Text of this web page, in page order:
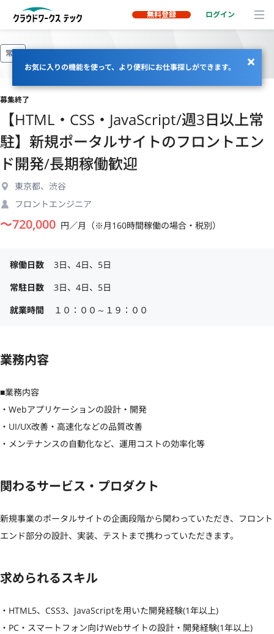
無料登録 ログイン
お気に入りの機能を使って、より便利にお仕事探しができます。
常駐
募集終了
【HTML・CSS・JavaScript/週3日以上常
駐】新規ポータルサイトのフロントエン
ド開発/長期稼働歓迎
東京都、渋谷
フロントエンジニア
〜720,000 円／月（※月160時間稼働の場合・税別）
稼働日数
3日、4日、5日
常駐日数
3日、4日、5日
就業時間
１０：００～１９：００
業務内容
■業務内容
・Webアプリケーションの設計・開発
・UI/UX改善・高速化などの品質改善
・メンテナンスの自動化など、運用コストの効率化等
関わるサービス・プロダクト
新規事業のポータルサイトの企画段階から関わっていただき、フロント
エンド部分の設計、実装、テストまで携わっていただきます。
求められるスキル
・HTML5、CSS3、JavaScriptを用いた開発経験(1年以上)
・PC・スマートフォン向けWebサイトの設計・開発経験(1年以上)